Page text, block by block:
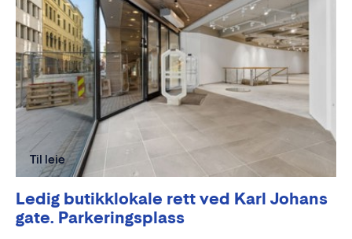
Ledig butikklokale rett ved Karl Johans
gate. Parkeringsplass
Til leie